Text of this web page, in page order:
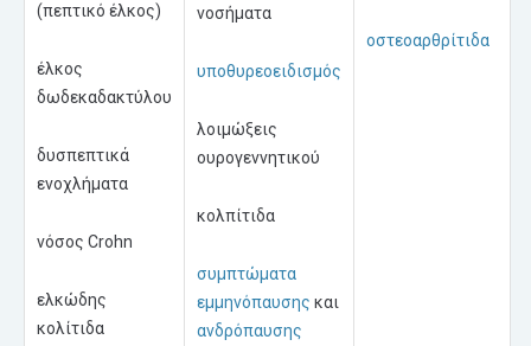
(πεπτικό έλκος)
έλκος
δωδεκαδακτύλου
δυσπεπτικά
ενοχλήματα
νόσος Crohn
ελκώδης
κολίτιδα
νοσήματα
υποθυρεοειδισμός
λοιμώξεις
ουρογεννητικού
κολπίτιδα
συμπτώματα
εμμηνόπαυσης και
ανδρόπαυσης
οστεοαρθρίτιδα